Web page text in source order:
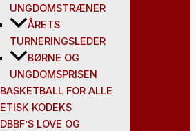
UNGDOMSTRÆNER
ÅRETS
TURNERINGSLEDER
BØRNE OG
UNGDOMSPRISEN
BASKETBALL FOR ALLE
ETISK KODEKS
DBBF’S LOVE OG